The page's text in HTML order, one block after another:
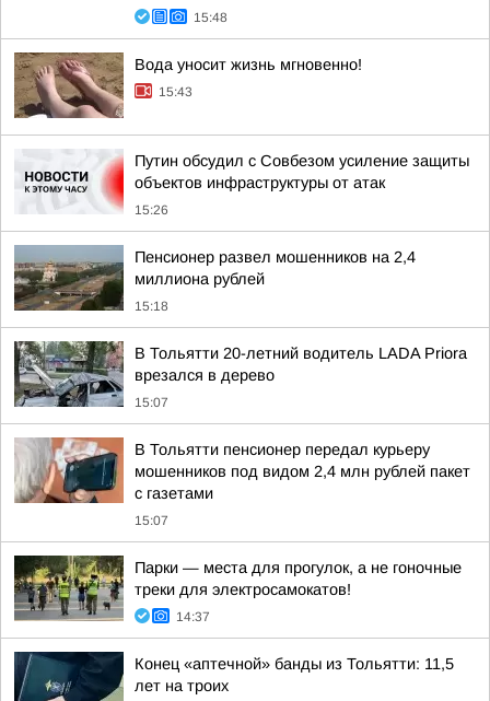
15:48
Вода уносит жизнь мгновенно!
15:43
Путин обсудил с Совбезом усиление защиты
объектов инфраструктуры от атак
15:26
Пенсионер развел мошенников на 2,4
миллиона рублей
15:18
В Тольятти 20-летний водитель LADA Priora
врезался в дерево
15:07
В Тольятти пенсионер передал курьеру
мошенников под видом 2,4 млн рублей пакет
с газетами
15:07
Парки — места для прогулок, а не гоночные
треки для электросамокатов!
14:37
Конец «аптечной» банды из Тольятти: 11,5
лет на троих